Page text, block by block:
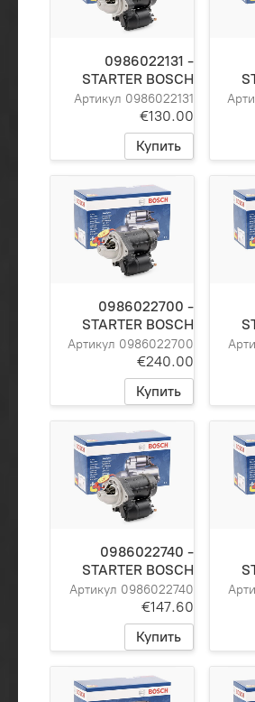
0986022131 -
STARTER BOSCH
Артикул 0986022131
€130.00
Купить
0986022700 -
STARTER BOSCH
Артикул 0986022700
€240.00
Купить
0986022740 -
STARTER BOSCH
Артикул 0986022740
€147.60
Купить